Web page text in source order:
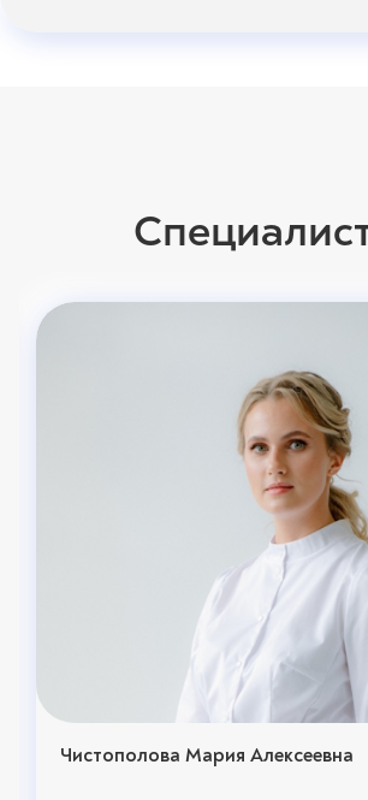
Чистополова Мария Алексеевна